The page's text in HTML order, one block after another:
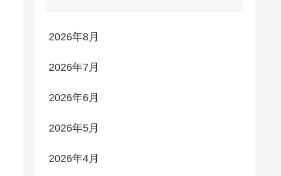
2026年8月
2026年7月
2026年6月
2026年5月
2026年4月